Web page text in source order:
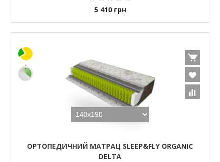
5 410 грн
ОРТОПЕДИЧНИЙ МАТРАЦ SLEEP&FLY ORGANIC
DELTA